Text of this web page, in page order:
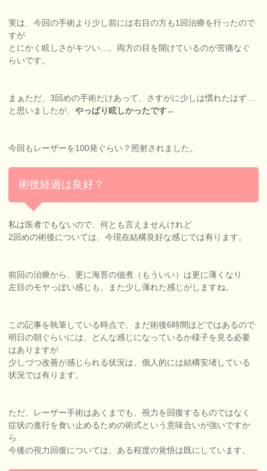
実は、今回の手術より少し前には右目の方も1回治療を行ったので
すが
とにかく眩しさがキツい…。両方の目を開けているのが苦痛なぐ
らいです。
まぁただ、3回めの手術だけあって、さすがに少しは慣れたはず…
と思いましたが、やっぱり眩しかったです←
今回もレーザーを100発ぐらい？照射されました。
術後経過は良好？
私は医者でもないので、何とも言えませんけれど
2回めの術後については、今現在結構良好な感じでは有ります。
前回の治療から、更に海苔の佃煮（もういい）は更に薄くなり
左目のモヤっぽい感じも、また少し薄れた感じがしますね。
この記事を執筆している時点で、まだ術後6時間ほどではあるので
明日の朝ぐらいには、どんな感じになっているか様子を見る必要
はありますが
少しづつ改善が感じられる状況は、個人的には結構安堵している
状況では有ります。
ただ、レーザー手術はあくまでも、視力を回復するものではなく
症状の進行を食い止めるための術式という意味合いが強いですか
ら
今後の視力回復については、ある程度の覚悟は既にしています。